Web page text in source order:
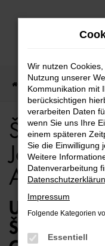
Zum
Startseite Bielefeld
Škoda für
Angebote
UNSERE
ŠKODA
Wir nutzen
Nutzung unserer
Kommunikation mit
berücksichtigen
verarbeiten Daten
wenn Sie uns Ihre
einem späteren
Sie die Einwilligung
Weitere
Datenverarbeitung
Impressum
Folgende Kategorien
Essentiell